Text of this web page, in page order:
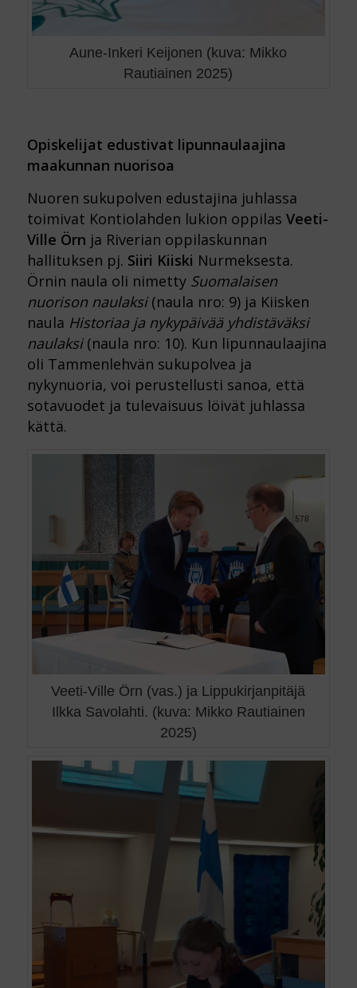
Aune-Inkeri Keijonen (kuva: Mikko
Rautiainen 2025)
Opiskelijat edustivat lipunnaulaajina
maakunnan nuorisoa
Nuoren sukupolven edustajina juhlassa
toimivat Kontiolahden lukion oppilas Veeti-
Ville Örn ja Riverian oppilaskunnan
hallituksen pj. Siiri Kiiski Nurmeksesta.
Örnin naula oli nimetty Suomalaisen
nuorison naulaksi(naula nro: 9) ja Kiisken
naula Historiaa ja nykypäivää yhdistäväksi
naulaksi(naula nro: 10). Kun lipunnaulaajina
oli Tammenlehvän sukupolvea ja
nykynuoria, voi perustellusti sanoa, että
sotavuodet ja tulevaisuus löivät juhlassa
kättä.
Veeti-Ville Örn (vas.) ja Lippukirjanpitäjä
Ilkka Savolahti. (kuva: Mikko Rautiainen
2025)